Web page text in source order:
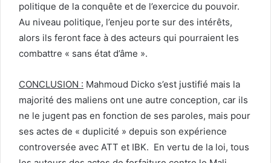
politique de la conquête et de l’exercice du pouvoir.
Au niveau politique, l’enjeu porte sur des intérêts,
alors ils feront face à des acteurs qui pourraient les
combattre « sans état d’âme ».
CONCLUSION : Mahmoud Dicko s’est justifié mais la
majorité des maliens ont une autre conception, car ils
ne le jugent pas en fonction de ses paroles, mais pour
ses actes de « duplicité » depuis son expérience
controversée avec ATT et IBK. En vertu de la loi, tous